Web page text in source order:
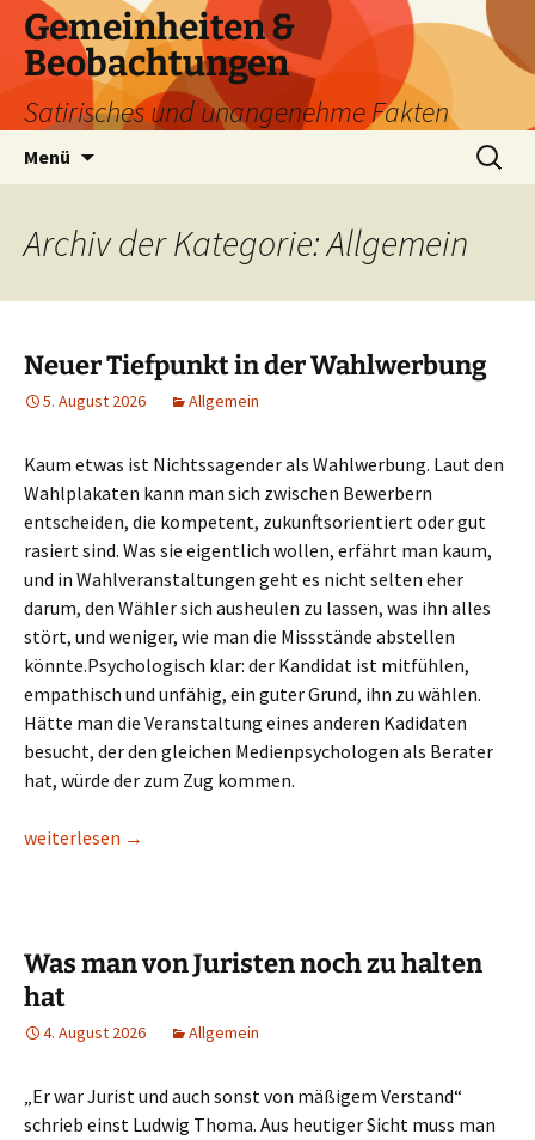
Zum
Inhalt
springen
Gemeinheiten &
Beobachtungen
Satirisches und unangenehme Fakten
Menü
Suchen
nach:
Archiv der Kategorie: Allgemein
Neuer Tiefpunkt in der Wahlwerbung
5. August 2026 Allgemein
Kaum etwas ist Nichtssagender als Wahlwerbung. Laut den
Wahlplakaten kann man sich zwischen Bewerbern
entscheiden, die kompetent, zukunftsorientiert oder gut
rasiert sind. Was sie eigentlich wollen, erfährt man kaum,
und in Wahlveranstaltungen geht es nicht selten eher
darum, den Wähler sich ausheulen zu lassen, was ihn alles
stört, und weniger, wie man die Missstände abstellen
könnte.Psychologisch klar: der Kandidat ist mitfühlen,
empathisch und unfähig, ein guter Grund, ihn zu wählen.
Hätte man die Veranstaltung eines anderen Kadidaten
besucht, der den gleichen Medienpsychologen als Berater
hat, würde der zum Zug kommen.
Neuer Tiefpunkt in der Wahlwerbung
weiterlesen →
Was man von Juristen noch zu halten
hat
4. August 2026 Allgemein
„Er war Jurist und auch sonst von mäßigem Verstand“
schrieb einst Ludwig Thoma. Aus heutiger Sicht muss man